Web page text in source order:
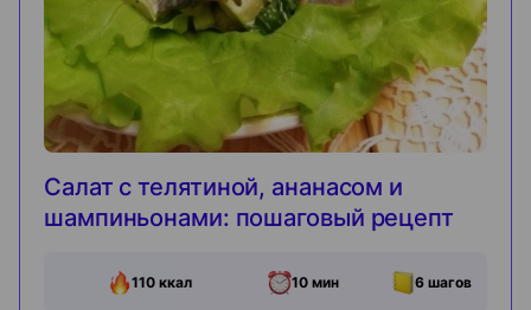
Салат с телятиной, ананасом и
шампиньонами: пошаговый рецепт
110ккал 10 мин 6 шагов